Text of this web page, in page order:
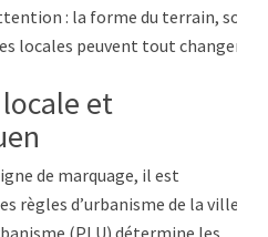
: la forme du terrain, son
locales peuvent tout changer.
et
de marquage, il est
règles d’urbanisme de la ville
(PLU) détermine les